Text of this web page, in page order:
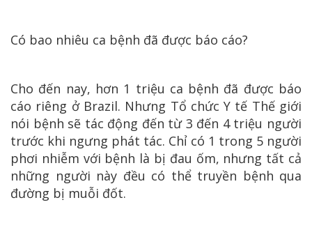
Có bao nhiêu ca bệnh đã được báo cáo?
Cho đến nay, hơn 1 triệu ca bệnh đã được báo
cáo riêng ở Brazil. Nhưng Tổ chức Y tế Thế giới
nói bệnh sẽ tác động đến từ 3 đến 4 triệu người
trước khi ngưng phát tác. Chỉ có 1 trong 5 người
phơi nhiễm với bệnh là bị đau ốm, nhưng tất cả
những người này đều có thể truyền bệnh qua
đường bị muỗi đốt.